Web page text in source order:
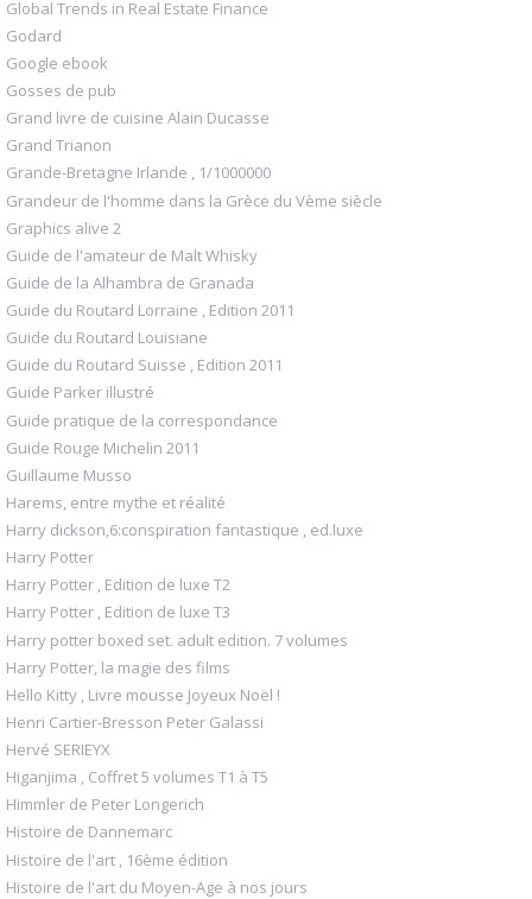
Global Trends in Real Estate Finance
Godard
Google ebook
Gosses de pub
Grand livre de cuisine Alain Ducasse
Grand Trianon
Grande-Bretagne Irlande , 1/1000000
Grandeur de l'homme dans la Grèce du Vème siècle
Graphics alive 2
Guide de l'amateur de Malt Whisky
Guide de la Alhambra de Granada
Guide du Routard Lorraine , Edition 2011
Guide du Routard Louisiane
Guide du Routard Suisse , Edition 2011
Guide Parker illustré
Guide pratique de la correspondance
Guide Rouge Michelin 2011
Guillaume Musso
Harems, entre mythe et réalité
Harry dickson,6:conspiration fantastique , ed.luxe
Harry Potter
Harry Potter , Edition de luxe T2
Harry Potter , Edition de luxe T3
Harry potter boxed set. adult edition. 7 volumes
Harry Potter, la magie des films
Hello Kitty , Livre mousse Joyeux Noël !
Henri Cartier-Bresson Peter Galassi
Hervé SERIEYX
Higanjima , Coffret 5 volumes T1 à T5
Himmler de Peter Longerich
Histoire de Dannemarc
Histoire de l'art , 16ème édition
Histoire de l'art du Moyen-Age à nos jours